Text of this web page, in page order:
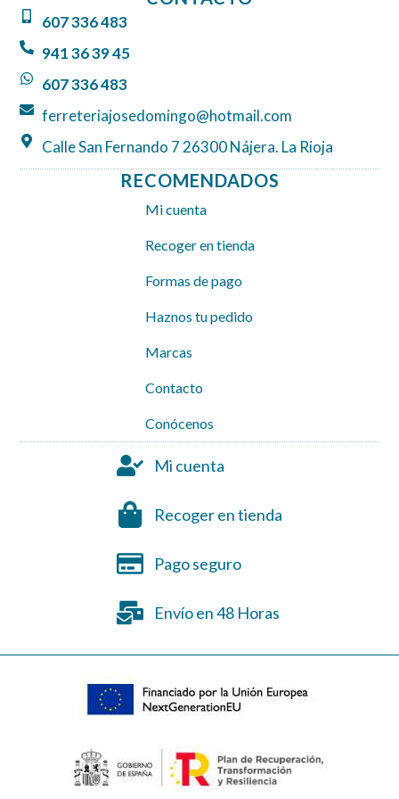
607 336 483
941 36 39 45
607 336 483
ferreteriajosedomingo@hotmail.com
Calle San Fernando 7 26300 Nájera. La Rioja
RECOMENDADOS
Mi cuenta
Recoger en tienda
Formas de pago
Haznos tu pedido
Marcas
Contacto
Conócenos
Mi cuenta
Recoger en tienda
Pago seguro
Envío en 48 Horas